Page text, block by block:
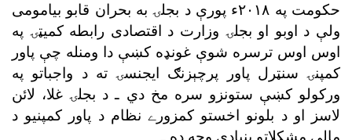
حکومت په ٢٠١٨ء پورې د بجلۍ به بحران قابو بيامومى
ولې د اوبو او بجلۍ وزارت د اقتصادى رابطه کميټۍ په
اوس اوس ترسره شوې غونډه کښې دا ومنله چې پاور
کمپنۍ سنټرل پاور پرچېزنګ ايجنسۍ ته د واجباتو په
ورکولو کښې ستونزو سره مخ دي ـ د بجلۍ غلا، لائن
لاسز او د بلونو اخستو کمزورے نظام د پاور کمپنيو د